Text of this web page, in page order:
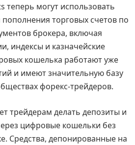
теперь могут использовать
торговых счетов по
брокера, включая
индексы и казначейские
кошелька работают уже
и имеют значительную базу
форекс-трейдеров.
трейдерам делать депозиты и
цифровые кошельки без
Средства, депонированные на